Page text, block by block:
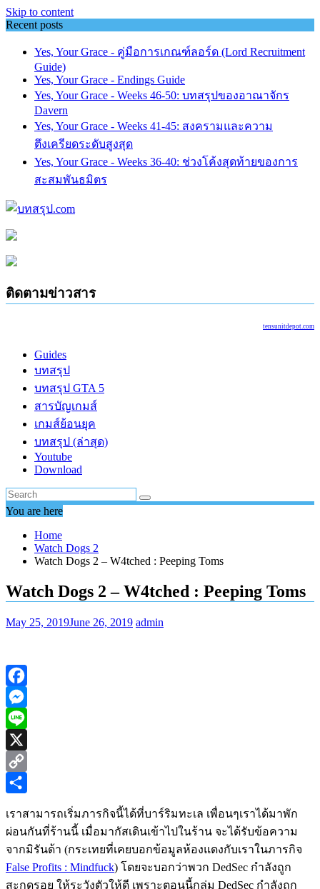
Skip to content
Recent posts
Yes, Your Grace - คู่มือการเกณฑ์ลอร์ด (Lord Recruitment
Guide)
Yes, Your Grace - Endings Guide
Yes, Your Grace - Weeks 46-50: บทสรุปของอาณาจักร
Davern
Yes, Your Grace - Weeks 41-45: สงครามและความ
ตึงเครียดระดับสูงสุด
Yes, Your Grace - Weeks 36-40: ช่วงโค้งสุดท้ายของการ
สะสมพันธมิตร
ติดตามข่าวสาร
tensunitdepot.com
Guides
บทสรุป
บทสรุป GTA 5
สารบัญเกมส์
เกมส์ย้อนยุค
บทสรุป (ล่าสุด)
Youtube
Download
You are here
Home
Watch Dogs 2
Watch Dogs 2 – W4tched : Peeping Toms
Watch Dogs 2 – W4tched : Peeping Toms
May 25, 2019June 26, 2019 admin
Facebook
Messenger
Line
X
Copy
เราสามารถเริ่มภารกิจนี้ได้ที่บาร์ริมทะเล เพื่อนๆเราได้มาพัก
ผ่อนกันที่ร้านนี้ เมื่อมากัสเดินเข้าไปในร้าน จะได้รับข้อความ
จากมิรันด้า (กระเทยที่เคยบอกข้อมูลห้องแดงกับเราในภารกิจ
False Profits : Mindfuck) โดยจะบอกว่าพวก DedSec กำลังถูก
สะกดรอย ให้ระวังตัวให้ดี เพราะตอนนี้กลุ่ม DedSec กำลังถูก